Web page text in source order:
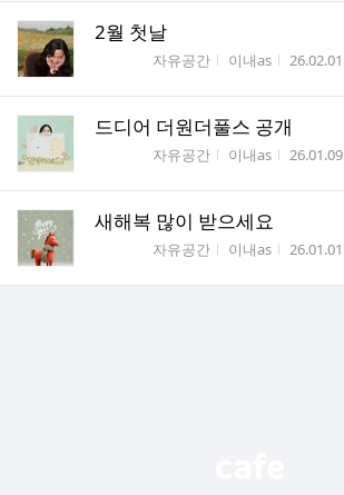
2월 첫날
자유공간 작성자
이내as 작성시간
26.02.01
드디어 더원더풀스 공개
자유공간 작성자
이내as 작성시간
26.01.09
새해복 많이 받으세요
자유공간 작성자
이내as 작성시간
26.01.01